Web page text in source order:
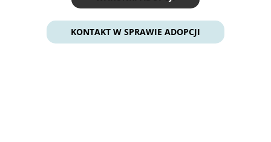
KONTAKT W SPRAWIE ADOPCJI